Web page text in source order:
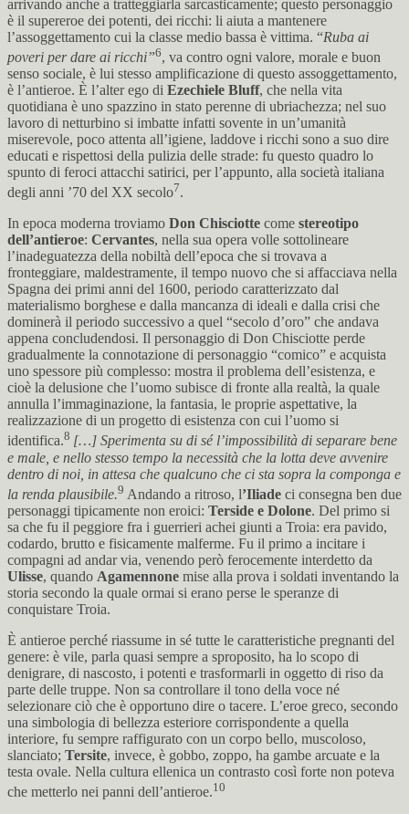
arrivando anche a tratteggiarla sarcasticamente; questo personaggio
è il supereroe dei potenti, dei ricchi: li aiuta a mantenere
l’assoggettamento cui la classe medio bassa è vittima. “Ruba ai
poveri per dare ai ricchi”6, va contro ogni valore, morale e buon
senso sociale, è lui stesso amplificazione di questo assoggettamento,
è l’antieroe. È l’alter ego di Ezechiele Bluff, che nella vita
quotidiana è uno spazzino in stato perenne di ubriachezza; nel suo
lavoro di netturbino si imbatte infatti sovente in un’umanità
miserevole, poco attenta all’igiene, laddove i ricchi sono a suo dire
educati e rispettosi della pulizia delle strade: fu questo quadro lo
spunto di feroci attacchi satirici, per l’appunto, alla società italiana
degli anni ’70 del XX secolo7.
In epoca moderna troviamo Don Chisciotte come stereotipo
dell’antieroe: Cervantes, nella sua opera volle sottolineare
l’inadeguatezza della nobiltà dell’epoca che si trovava a
fronteggiare, maldestramente, il tempo nuovo che si affacciava nella
Spagna dei primi anni del 1600, periodo caratterizzato dal
materialismo borghese e dalla mancanza di ideali e dalla crisi che
dominerà il periodo successivo a quel “secolo d’oro” che andava
appena concludendosi. Il personaggio di Don Chisciotte perde
gradualmente la connotazione di personaggio “comico” e acquista
uno spessore più complesso: mostra il problema dell’esistenza, e
cioè la delusione che l’uomo subisce di fronte alla realtà, la quale
annulla l’immaginazione, la fantasia, le proprie aspettative, la
realizzazione di un progetto di esistenza con cui l’uomo si
identifica.8 […] Sperimenta su di sé l’impossibilità di separare bene
e male, e nello stesso tempo la necessità che la lotta deve avvenire
dentro di noi, in attesa che qualcuno che ci sta sopra la componga e
la renda plausibile.9 Andando a ritroso, l’Iliade ci consegna ben due
personaggi tipicamente non eroici: Terside e Dolone. Del primo si
sa che fu il peggiore fra i guerrieri achei giunti a Troia: era pavido,
codardo, brutto e fisicamente malferme. Fu il primo a incitare i
compagni ad andar via, venendo però ferocemente interdetto da
Ulisse, quando Agamennone mise alla prova i soldati inventando la
storia secondo la quale ormai si erano perse le speranze di
conquistare Troia.
È antieroe perché riassume in sé tutte le caratteristiche pregnanti del
genere: è vile, parla quasi sempre a sproposito, ha lo scopo di
denigrare, di nascosto, i potenti e trasformarli in oggetto di riso da
parte delle truppe. Non sa controllare il tono della voce né
selezionare ciò che è opportuno dire o tacere. L’eroe greco, secondo
una simbologia di bellezza esteriore corrispondente a quella
interiore, fu sempre raffigurato con un corpo bello, muscoloso,
slanciato; Tersite, invece, è gobbo, zoppo, ha gambe arcuate e la
testa ovale. Nella cultura ellenica un contrasto così forte non poteva
che metterlo nei panni dell’antieroe.10